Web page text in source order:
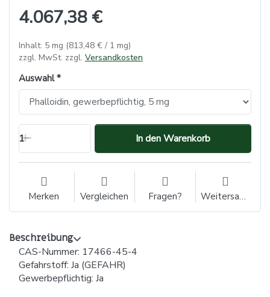
4.067,38 €
Inhalt: 5 mg (813,48 € / 1 mg)
zzgl. MwSt. zzgl. Versandkosten
Auswahl
1 In den Warenkorb
Merken Vergleichen Fragen? Weitersagen
Beschreibung
CAS-Nummer: 17466-45-4
Gefahrstoff: Ja (GEFAHR)
Gewerbepflichtig: Ja